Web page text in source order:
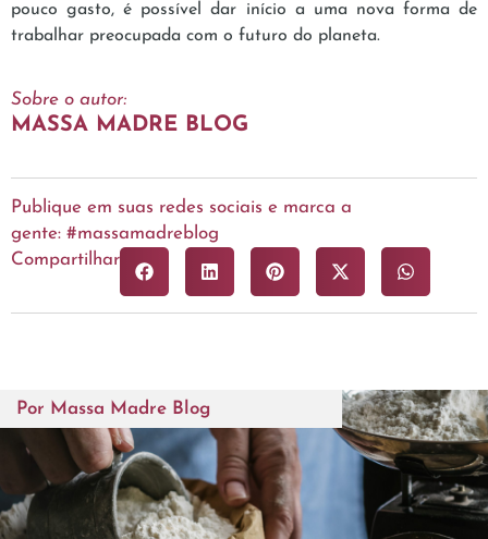
pouco gasto, é possível dar início a uma nova forma de
trabalhar preocupada com o futuro do planeta.
Sobre o autor:
MASSA MADRE BLOG
Publique em suas redes sociais e marca a
gente: #massamadreblog
Compartilhar
Por Massa Madre Blog